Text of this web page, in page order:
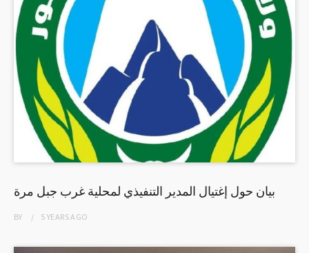
بيان حول إغتيال المدير التنفيذي لمحلية غرب جبل مرة
BY 5 YEARSAGO